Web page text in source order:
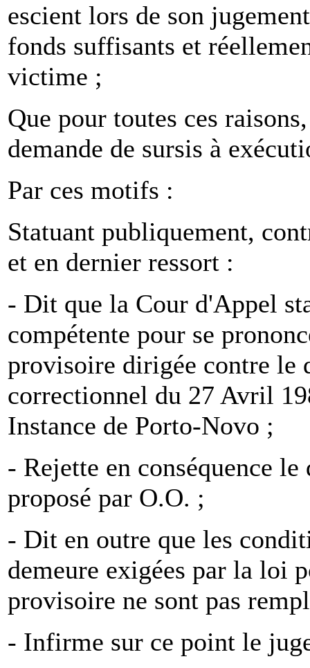
escient lors de son
fonds suffisants et
victime ;
Que pour toutes ces
demande de sursis à
Par ces motifs :
Statuant publiquement,
et en dernier ressort :
- Dit que la Cour d'Appel
compétente pour se
provisoire dirigée contre
correctionnel du 27 Avril
Instance de Porto-Novo ;
- Rejette en conséquence
proposé par O.O. ;
- Dit en outre que les
demeure exigées par la loi
provisoire ne sont pas
- Infirme sur ce point le